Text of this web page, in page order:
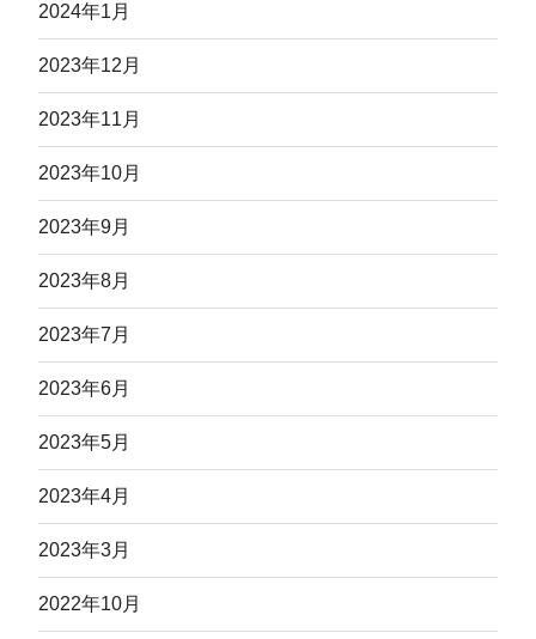
2024年1月
2023年12月
2023年11月
2023年10月
2023年9月
2023年8月
2023年7月
2023年6月
2023年5月
2023年4月
2023年3月
2022年10月